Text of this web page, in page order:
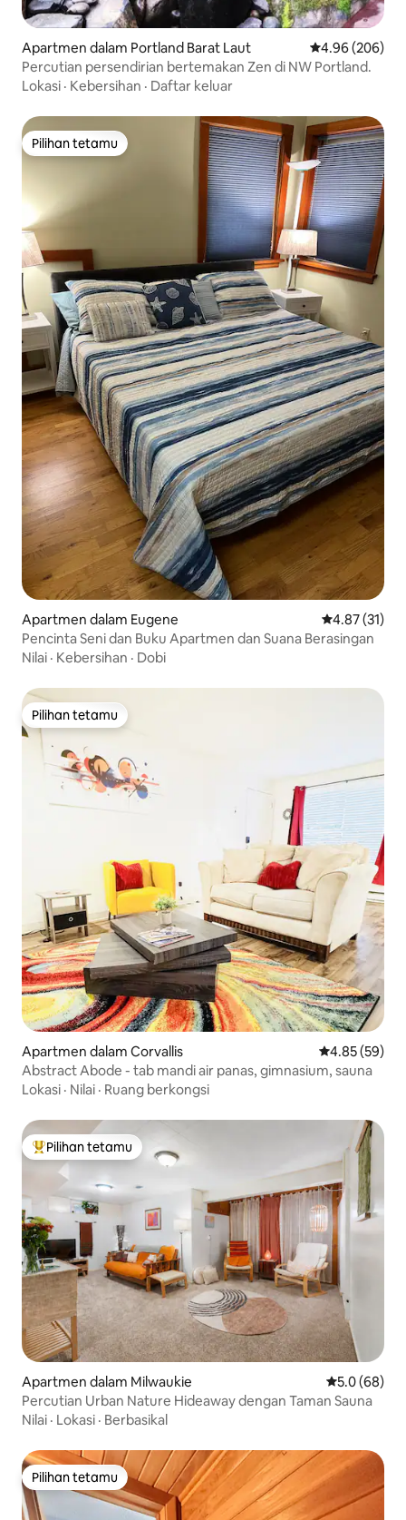
Apartmen dalam Portland Barat Laut Penarafan
4.96 (206)
Percutian persendirian bertemakan Zen di NW Portland.
Lokasi · Kebersihan · Daftar keluar
Pilihan tetamu
Pilihan tetamu
Apartmen dalam Eugene Penarafan
4.87 (31)
Pencinta Seni dan Buku Apartmen dan Suana Berasingan
Nilai · Kebersihan · Dobi
Pilihan tetamu
Pilihan tetamu
Apartmen dalam Corvallis Penarafan
4.85 (59)
Abstract Abode - tab mandi air panas, gimnasium, sauna
Lokasi · Nilai · Ruang berkongsi
Pilihan utama tetamu
Pilihan tetamu
Apartmen dalam Milwaukie Penarafan
5.0 (68)
Percutian Urban Nature Hideaway dengan Taman Sauna
Nilai · Lokasi · Berbasikal
Pilihan tetamu
Pilihan tetamu